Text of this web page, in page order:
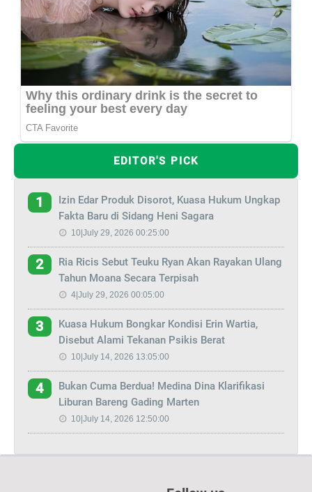
EDITOR'S PICK
1
Izin Edar Produk Disorot, Kuasa Hukum Ungkap
Fakta Baru di Sidang Heni Sagara
10|July 29, 2026 00:25:00
2
Ria Ricis Sebut Teuku Ryan Akan Rayakan Ulang
Tahun Moana Secara Terpisah
4|July 29, 2026 00:05:00
3
Kuasa Hukum Bongkar Kondisi Erin Wartia,
Disebut Alami Tekanan Psikis Berat
10|July 14, 2026 13:05:00
4
Bukan Cuma Berdua! Medina Dina Klarifikasi
Liburan Bareng Gading Marten
10|July 14, 2026 12:50:00